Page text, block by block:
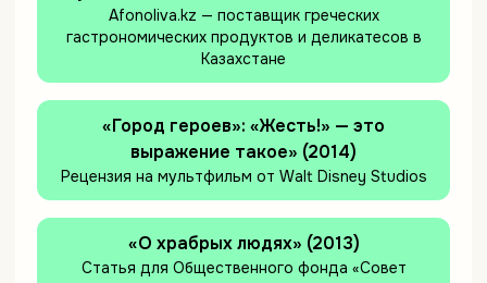
Afonoliva.kz — поставщик греческих
гастрономических продуктов и деликатесов в
Казахстане
«Город героев»: «Жесть!» — это
выражение такое» (2014)
Рецензия на мультфильм от Walt Disney Studios
«О храбрых людях» (2013)
Статья для Общественного фонда «Совет